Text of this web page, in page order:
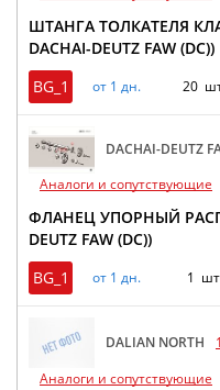
ШТАНГА ТОЛКАТЕЛЯ
DACHAI-DEUTZ FAW (DC))
BG_1
от 1 дн. 20
DACHAI-DEUTZ
Аналоги и сопутствующие
ФЛАНЕЦ УПОРНЫЙ
DEUTZ FAW (DC))
BG_1
от 1 дн. 1 шт
DALIAN NORTH
Аналоги и сопутствующие